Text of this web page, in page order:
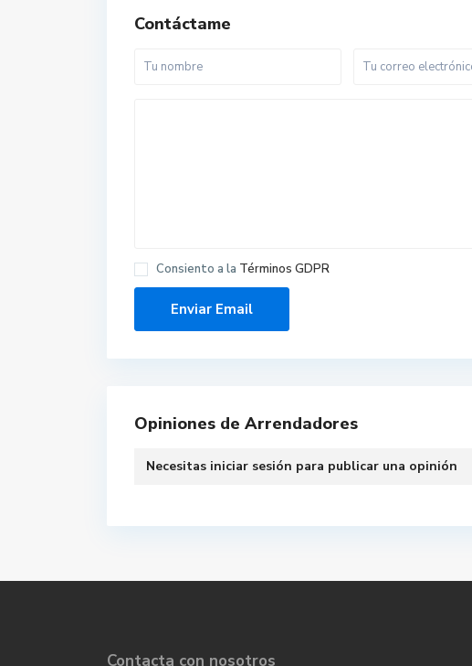
Contáctame
Consiento a la Términos GDPR
Opiniones de Arrendadores
Necesitas iniciar sesión para publicar una opinión
Contacta con nosotros